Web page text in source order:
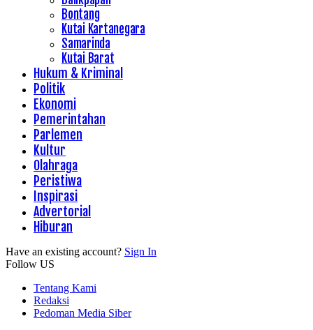
Bontang
Kutai Kartanegara
Samarinda
Kutai Barat
Hukum & Kriminal
Politik
Ekonomi
Pemerintahan
Parlemen
Kultur
Olahraga
Peristiwa
Inspirasi
Advertorial
Hiburan
Have an existing account? Sign In
Follow US
Tentang Kami
Redaksi
Pedoman Media Siber